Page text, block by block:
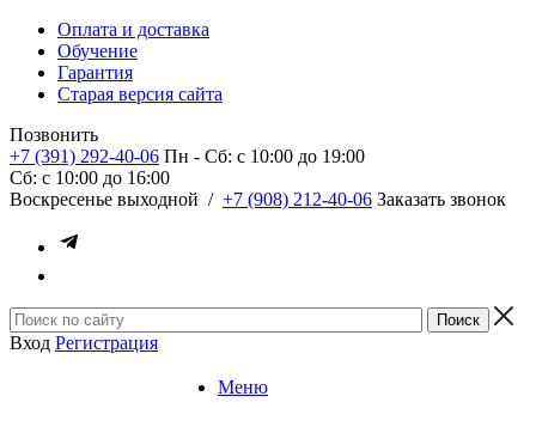
Оплата и доставка
Обучение
Гарантия
Старая версия сайта
Позвонить
+7 (391) 292-40-06 Пн - Сб: c 10:00 до 19:00
Сб: c 10:00 до 16:00
​Воскресенье выходной / +7 (908) 212-40-06 Заказать звонок
Вход Регистрация
Меню